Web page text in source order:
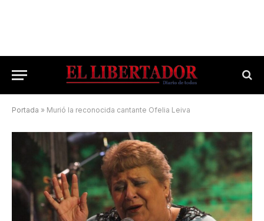
Portada » Murió la reconocida cantante Ofelia Leiva